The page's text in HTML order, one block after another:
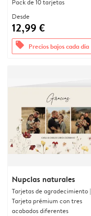
Pack de 10 tarjetas
Desde
12,99 €
offers Precios bajos cada día
Nupcias naturales
Tarjetas de agradecimiento |
Tarjeta prémium con tres
acabados diferentes